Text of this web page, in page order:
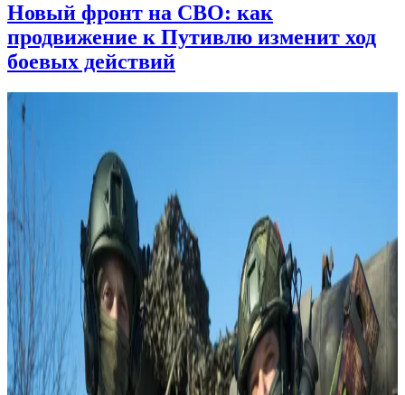
Новый фронт на СВО: как
продвижение к Путивлю изменит ход
боевых действий